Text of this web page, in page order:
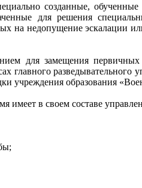
созданные,
для решения
на недопущение эскалации
для замещения
главного
учреждения образования
имеет в своем составе